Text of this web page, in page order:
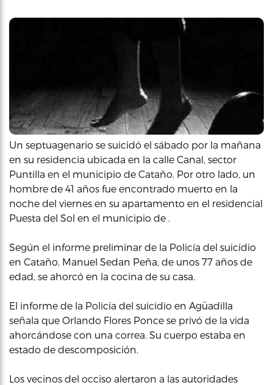
Un septuagenario se suicidó el sábado por la mañana
en su residencia ubicada en la calle Canal, sector
Puntilla en el municipio de Cataño. Por otro lado, un
hombre de 41 años fue encontrado muerto en la
noche del viernes en su apartamento en el residencial
Puesta del Sol en el municipio de .
Según el informe preliminar de la Policía del suicidio
en Cataño, Manuel Sedan Peña, de unos 77 años de
edad, se ahorcó en la cocina de su casa.
El informe de la Policía del suicidio en Agüadilla
señala que Orlando Flores Ponce se privó de la vida
ahorcándose con una correa. Su cuerpo estaba en
estado de descomposición.
Los vecinos del occiso alertaron a las autoridades